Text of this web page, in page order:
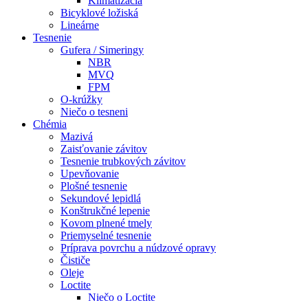
Bicyklové ložiská
Lineárne
Tesnenie
Gufera / Simeringy
NBR
MVQ
FPM
O-krúžky
Niečo o tesneni
Chémia
Mazivá
Zaisťovanie závitov
Tesnenie trubkových závitov
Upevňovanie
Plošné tesnenie
Sekundové lepidlá
Konštrukčné lepenie
Kovom plnené tmely
Priemyselné tesnenie
Príprava povrchu a núdzové opravy
Čističe
Oleje
Loctite
Niečo o Loctite